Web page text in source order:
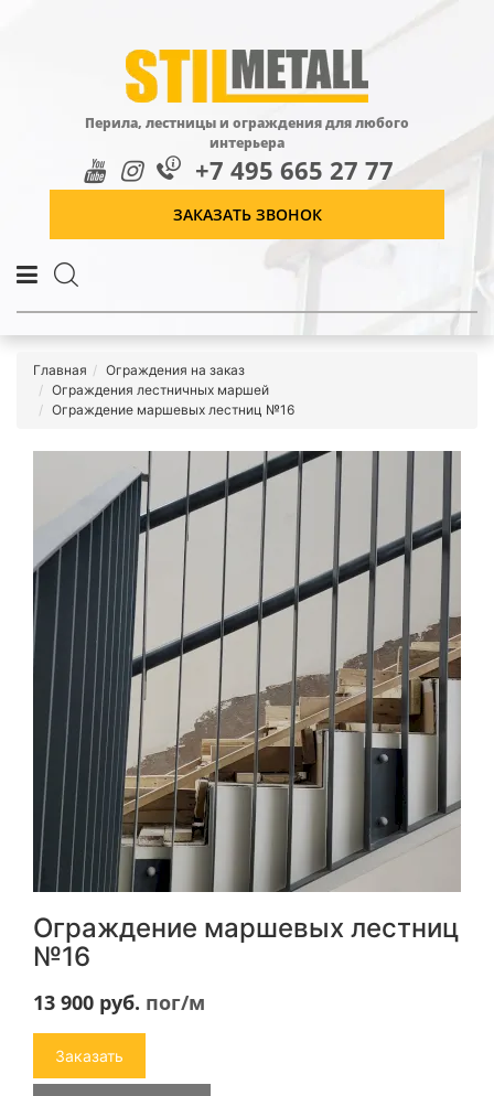
Перила, лестницы и ограждения для любого
интерьера
+7 495 665 27 77
ЗАКАЗАТЬ ЗВОНОК
Главная
Ограждения на заказ
Ограждения лестничных маршей
Ограждение маршевых лестниц №16
Ограждение маршевых лестниц
№16
13 900 руб. пог/м
Заказать